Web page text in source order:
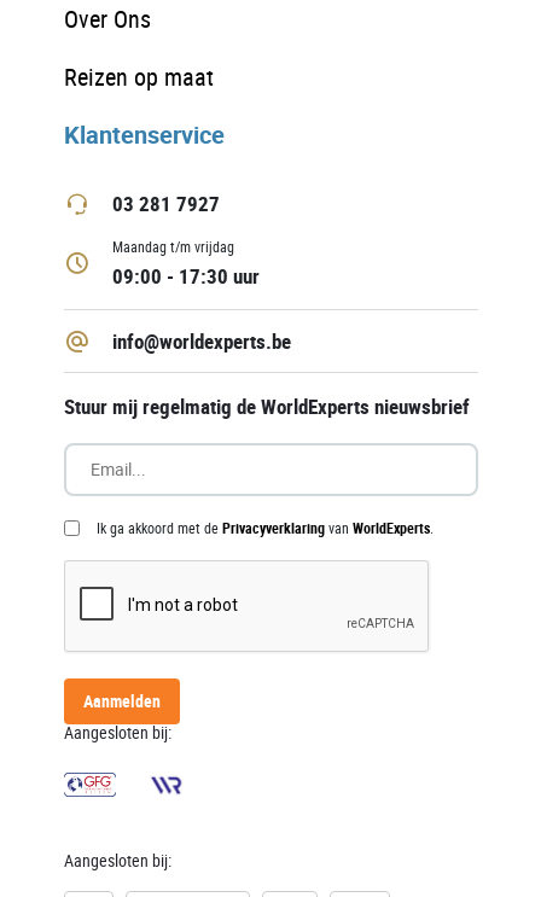
Over Ons
Reizen op maat
Klantenservice
03 281 7927
Maandag t/m vrijdag
09:00 - 17:30 uur
info@worldexperts.be
Stuur mij regelmatig de WorldExperts nieuwsbrief
Ik ga akkoord met dePrivacyverklaringvan WorldExperts.
Aanmelden
Aangesloten bij:
Aangesloten bij: